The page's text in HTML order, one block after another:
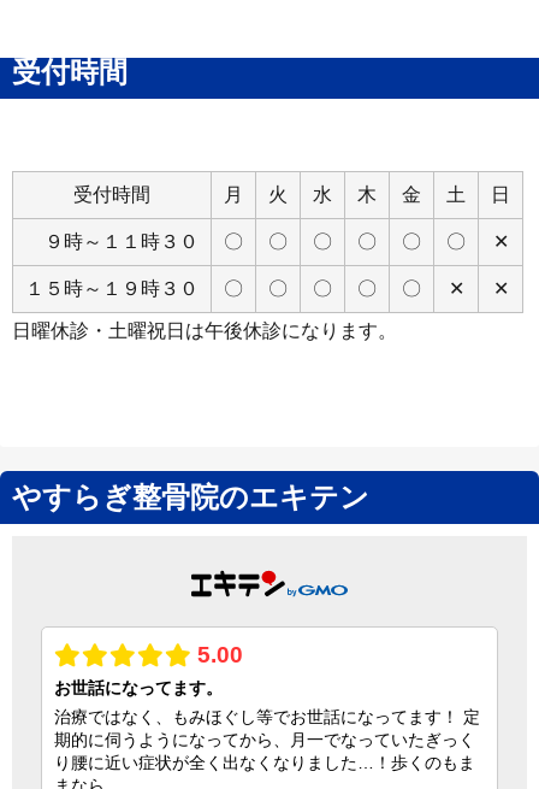
受付時間
受付時間 月 火 水 木 金 土 日
９時～１１時３０ 〇 〇 〇 〇 〇 〇 ✕
１５時～１９時３０ 〇 〇 〇 〇 〇 ✕ ✕
日曜休診・土曜祝日は午後休診になります。
やすらぎ整骨院のエキテン